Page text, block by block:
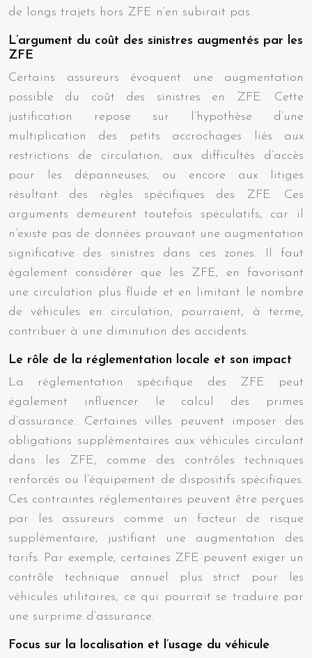
de longs trajets hors ZFE n’en subirait pas.
L’argument du coût des sinistres augmentés par les
ZFE
Certains assureurs évoquent une augmentation
possible du coût des sinistres en ZFE. Cette
justification repose sur l’hypothèse d’une
multiplication des petits accrochages liés aux
restrictions de circulation, aux difficultés d’accès
pour les dépanneuses, ou encore aux litiges
résultant des règles spécifiques des ZFE. Ces
arguments demeurent toutefois spéculatifs, car il
n’existe pas de données prouvant une augmentation
significative des sinistres dans ces zones. Il faut
également considérer que les ZFE, en favorisant
une circulation plus fluide et en limitant le nombre
de véhicules en circulation, pourraient, à terme,
contribuer à une diminution des accidents.
Le rôle de la réglementation locale et son impact
La réglementation spécifique des ZFE peut
également influencer le calcul des primes
d’assurance. Certaines villes peuvent imposer des
obligations supplémentaires aux véhicules circulant
dans les ZFE, comme des contrôles techniques
renforcés ou l’équipement de dispositifs spécifiques.
Ces contraintes réglementaires peuvent être perçues
par les assureurs comme un facteur de risque
supplémentaire, justifiant une augmentation des
tarifs. Par exemple, certaines ZFE peuvent exiger un
contrôle technique annuel plus strict pour les
véhicules utilitaires, ce qui pourrait se traduire par
une surprime d’assurance.
Focus sur la localisation et l’usage du véhicule